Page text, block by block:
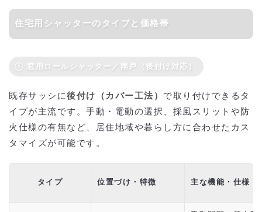
住宅用シャッターのタイプと価格帯
① 窓用ロールシャッター／雨戸（後付け対応）
既存サッシに 後付け（カバー工法） で取り付けできるタ
イプが主流です。手動・電動の選択、採風スリットや防
火仕様の有無など、居住地域や暮らし方に合わせたカス
タマイズが可能です。
タイプ 位置づけ・特徴 主な機能・仕様